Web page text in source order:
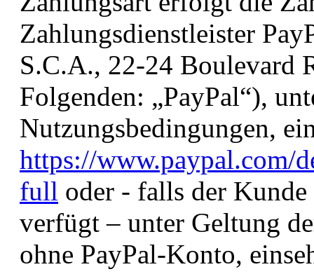
Zahlungsdienstleister
S.C.A., 22-24 Boulevard
Folgenden: „PayPal“),
Nutzungsbedingungen,
https://www.paypal.com/
full oder - falls der
verfügt – unter Geltung
ohne PayPal-Konto,